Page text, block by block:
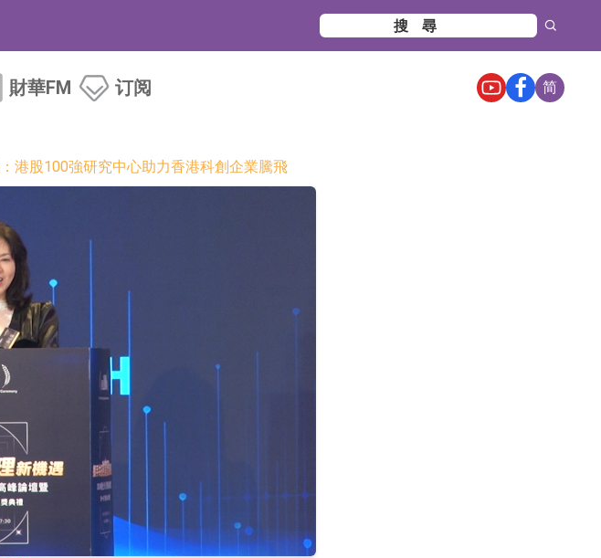
漲+64.91%
財華FM 订阅 简
港股100強研究中心助力香港科創企業騰飛